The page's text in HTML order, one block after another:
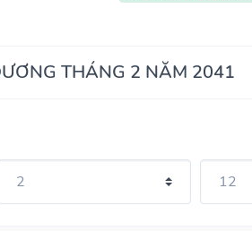
THÁNG 2 NĂM 2041